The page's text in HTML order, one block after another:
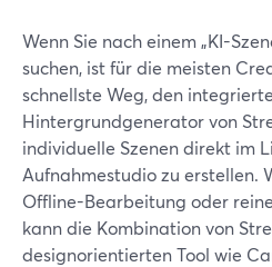
Wenn Sie nach einem „KI-
suchen, ist für die meisten
schnellste Weg, den
Hintergrundgenerator von
individuelle Szenen direkt im
Aufnahmestudio zu erstellen.
Offline-Bearbeitung oder
kann die Kombination von
designorientierten Tool wie